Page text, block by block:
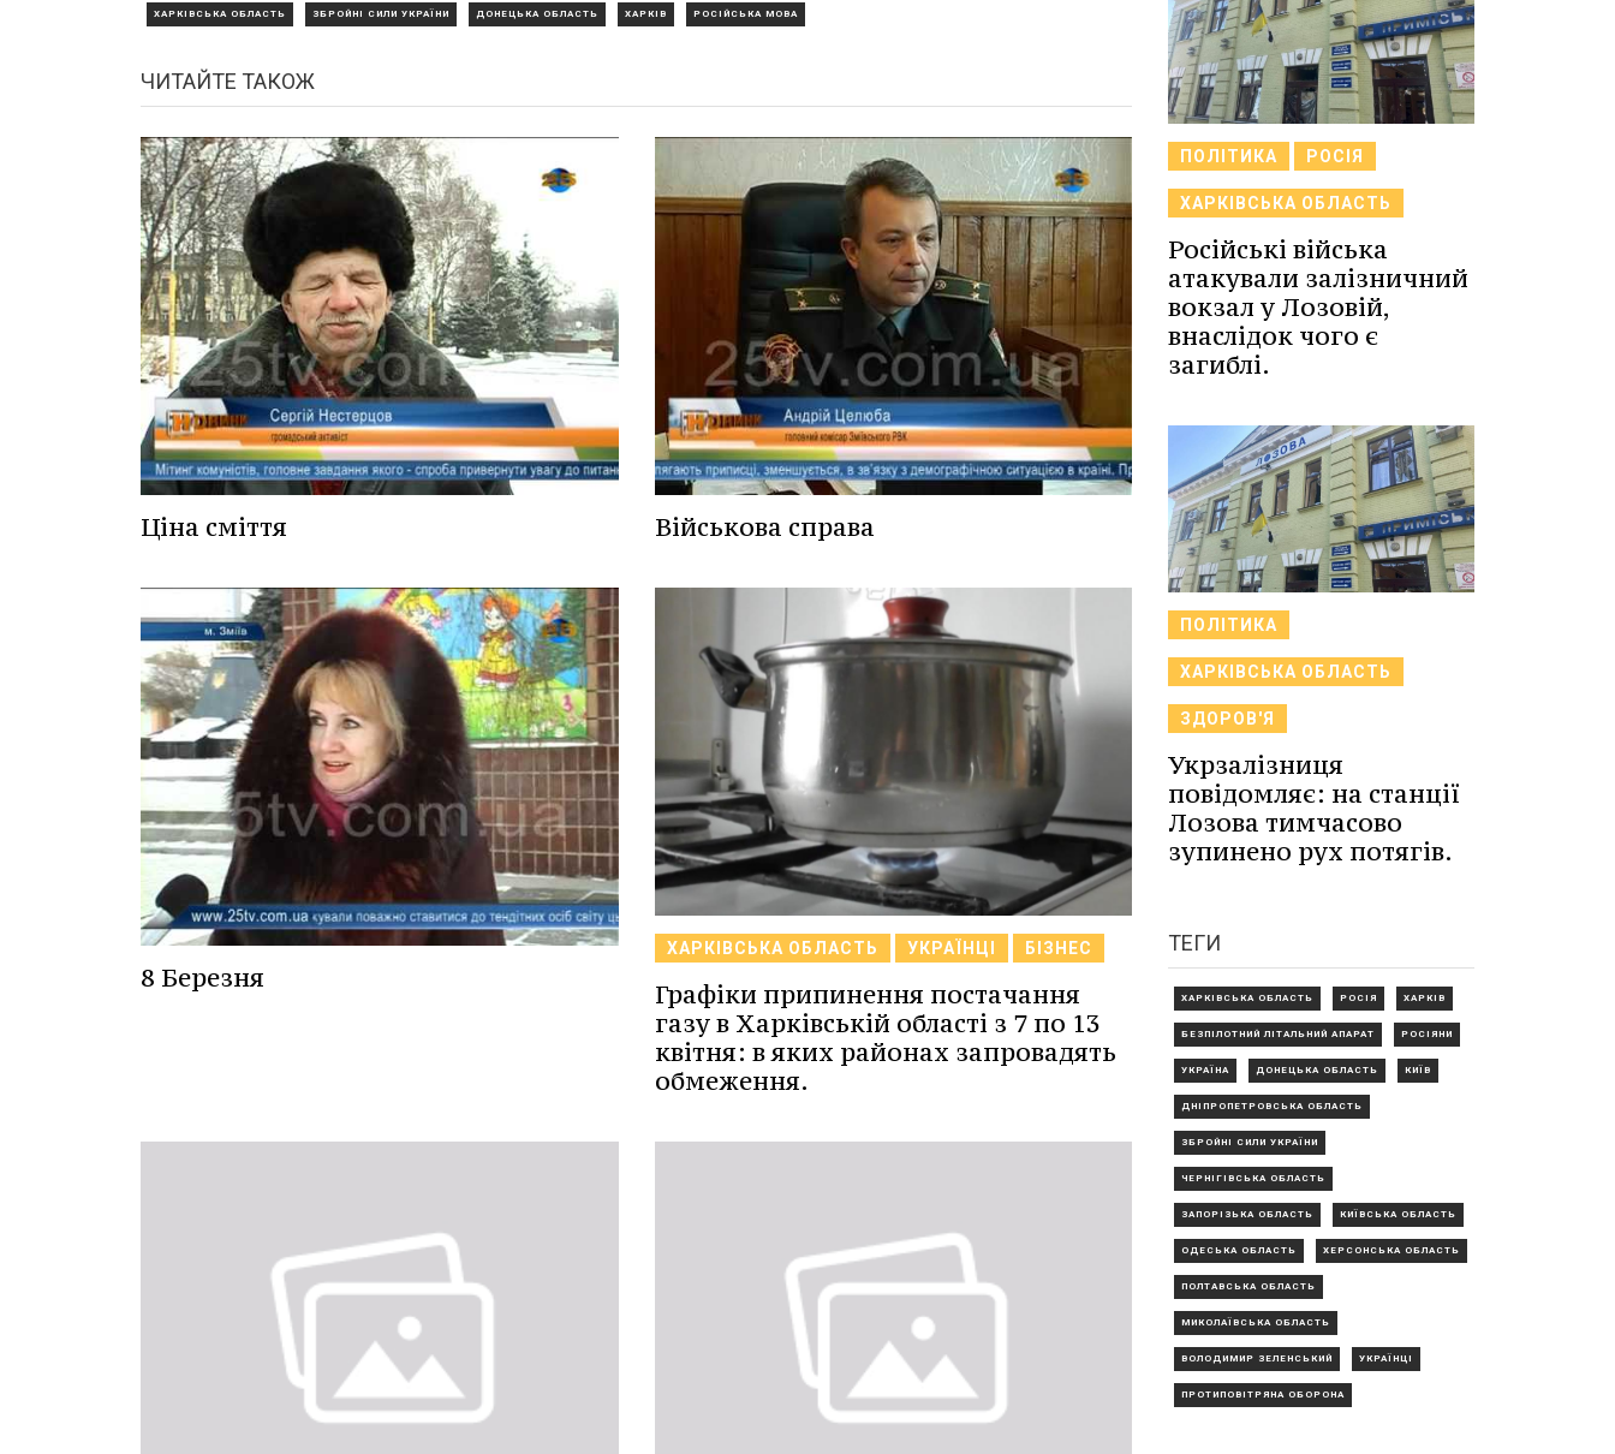
ХАРКІВСЬКА ОБЛАСТЬ ЗБРОЙНІ СИЛИ УКРАЇНИ ДОНЕЦЬКА ОБЛАСТЬ ХАРКІВ РОСІЙСЬКА МОВА
ЧИТАЙТЕ ТАКОЖ
Ціна сміття Військова справа
8 Березня
ХАРКІВСЬКА ОБЛАСТЬ УКРАЇНЦІ БІЗНЕС
Графіки припинення постачання
газу в Харківській області з 7 по 13
квітня: в яких районах запровадять
обмеження.
ПОЛІТИКА РОСІЯ
ХАРКІВСЬКА ОБЛАСТЬ
Російські війська
атакували залізничний
вокзал у Лозовій,
внаслідок чого є
загиблі.
ПОЛІТИКА
ХАРКІВСЬКА ОБЛАСТЬ
ЗДОРОВ'Я
Укрзалізниця
повідомляє: на станції
Лозова тимчасово
зупинено рух потягів.
ТЕГИ
ХАРКІВСЬКА ОБЛАСТЬ РОСІЯ ХАРКІВ
БЕЗПІЛОТНИЙ ЛІТАЛЬНИЙ АПАРАТ РОСІЯНИ
УКРАЇНА ДОНЕЦЬКА ОБЛАСТЬ КИЇВ
ДНІПРОПЕТРОВСЬКА ОБЛАСТЬ
ЗБРОЙНІ СИЛИ УКРАЇНИ
ЧЕРНІГІВСЬКА ОБЛАСТЬ
ЗАПОРІЗЬКА ОБЛАСТЬ КИЇВСЬКА ОБЛАСТЬ
ОДЕСЬКА ОБЛАСТЬ ХЕРСОНСЬКА ОБЛАСТЬ
ПОЛТАВСЬКА ОБЛАСТЬ
МИКОЛАЇВСЬКА ОБЛАСТЬ
ВОЛОДИМИР ЗЕЛЕНСЬКИЙ УКРАЇНЦІ
ПРОТИПОВІТРЯНА ОБОРОНА